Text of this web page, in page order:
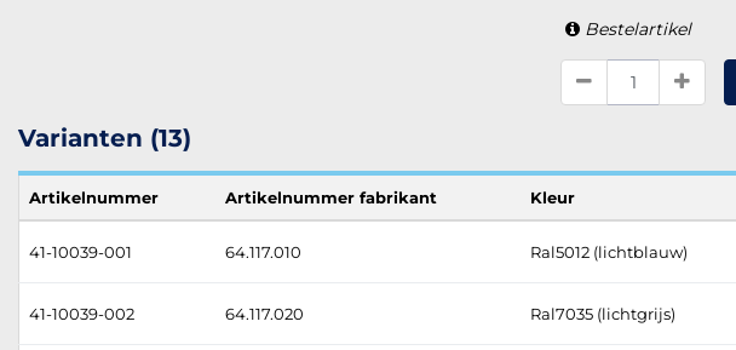
Bestelartikel
Varianten (13)
Artikelnummer Artikelnummer fabrikant Kleur
41-10039-001 64.117.010 Ral5012 (lichtblauw)
41-10039-002 64.117.020 Ral7035 (lichtgrijs)